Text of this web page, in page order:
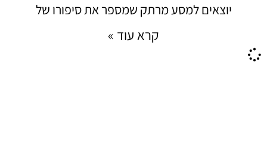
יוצאים למסע מרתק שמספר את סיפורו של
קרא עוד »